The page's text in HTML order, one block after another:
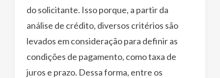
do solicitante. Isso porque, a partir da
análise de crédito, diversos critérios são
levados em consideração para definir as
condições de pagamento, como taxa de
juros e prazo. Dessa forma, entre os